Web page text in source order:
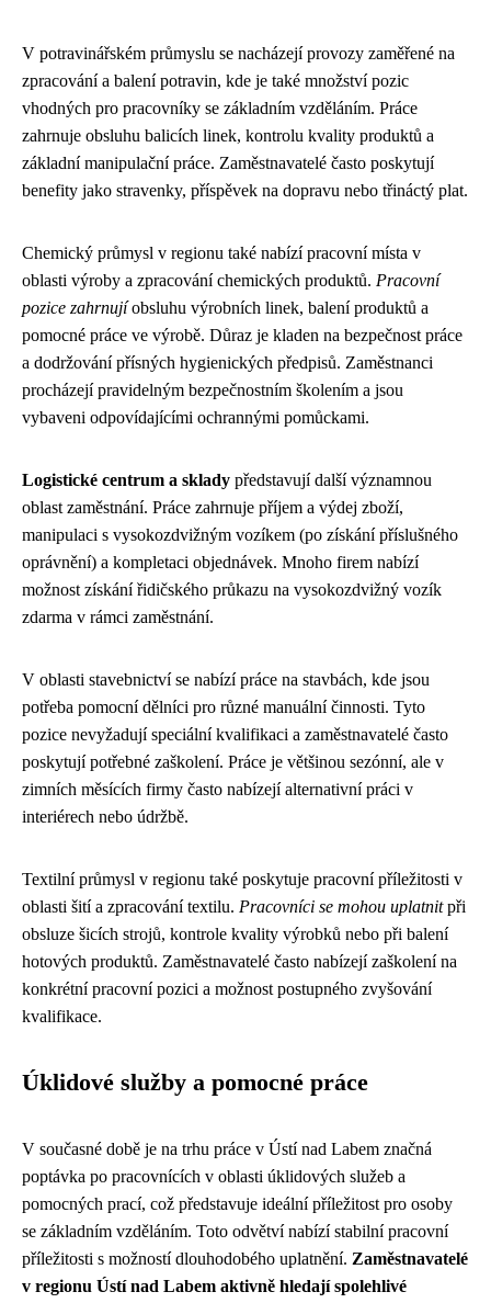
V potravinářském průmyslu se nacházejí provozy zaměřené na
zpracování a balení potravin, kde je také množství pozic
vhodných pro pracovníky se základním vzděláním. Práce
zahrnuje obsluhu balicích linek, kontrolu kvality produktů a
základní manipulační práce. Zaměstnavatelé často poskytují
benefity jako stravenky, příspěvek na dopravu nebo třináctý plat.
Chemický průmysl v regionu také nabízí pracovní místa v
oblasti výroby a zpracování chemických produktů. Pracovní
pozice zahrnujíobsluhu výrobních linek, balení produktů a
pomocné práce ve výrobě. Důraz je kladen na bezpečnost práce
a dodržování přísných hygienických předpisů. Zaměstnanci
procházejí pravidelným bezpečnostním školením a jsou
vybaveni odpovídajícími ochrannými pomůckami.
Logistické centrum a sklady představují další významnou
oblast zaměstnání. Práce zahrnuje příjem a výdej zboží,
manipulaci s vysokozdvižným vozíkem (po získání příslušného
oprávnění) a kompletaci objednávek. Mnoho firem nabízí
možnost získání řidičského průkazu na vysokozdvižný vozík
zdarma v rámci zaměstnání.
V oblasti stavebnictví se nabízí práce na stavbách, kde jsou
potřeba pomocní dělníci pro různé manuální činnosti. Tyto
pozice nevyžadují speciální kvalifikaci a zaměstnavatelé často
poskytují potřebné zaškolení. Práce je většinou sezónní, ale v
zimních měsících firmy často nabízejí alternativní práci v
interiérech nebo údržbě.
Textilní průmysl v regionu také poskytuje pracovní příležitosti v
oblasti šití a zpracování textilu. Pracovníci se mohou uplatnitpři
obsluze šicích strojů, kontrole kvality výrobků nebo při balení
hotových produktů. Zaměstnavatelé často nabízejí zaškolení na
konkrétní pracovní pozici a možnost postupného zvyšování
kvalifikace.
Úklidové služby a pomocné práce
V současné době je na trhu práce v Ústí nad Labem značná
poptávka po pracovnících v oblasti úklidových služeb a
pomocných prací, což představuje ideální příležitost pro osoby
se základním vzděláním. Toto odvětví nabízí stabilní pracovní
příležitosti s možností dlouhodobého uplatnění. Zaměstnavatelé
v regionu Ústí nad Labem aktivně hledají spolehlivé